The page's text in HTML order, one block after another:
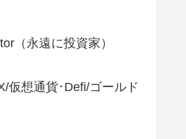
（永遠に投資家）
仮想通貨･Defi/ゴールド